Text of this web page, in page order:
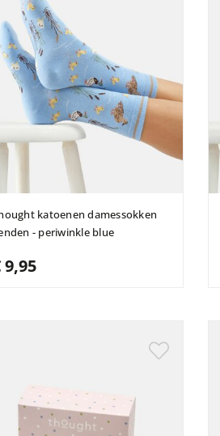
katoenen damessokken
- periwinkle blue
9,95